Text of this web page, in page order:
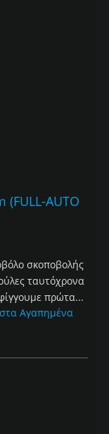
(FULL-AUTO
σκοποβολής
ταυτόχρονα
πρώτα...
Αγαπημένα